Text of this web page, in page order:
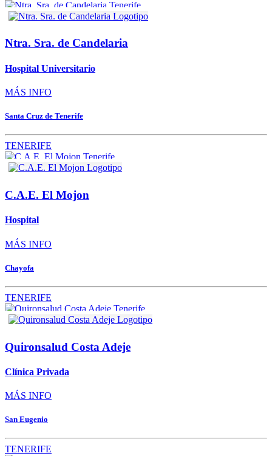
Ntra. Sra. de Candelaria
Hospital Universitario
MÁS INFO
Santa Cruz de Tenerife
TENERIFE
C.A.E. El Mojon
Hospital
MÁS INFO
Chayofa
TENERIFE
Quironsalud Costa Adeje
Clínica Privada
MÁS INFO
San Eugenio
TENERIFE